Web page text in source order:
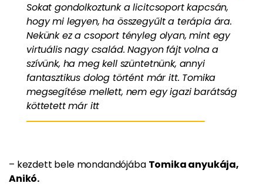
Sokat gondolkoztunk a licitcsoport kapcsán,
hogy mi legyen, ha összegyűlt a terápia ára.
Nekünk ez a csoport tényleg olyan, mint egy
virtuális nagy család. Nagyon fájt volna a
szívünk, ha meg kell szüntetnünk, annyi
fantasztikus dolog történt már itt. Tomika
megsegítése mellett, nem egy igazi barátság
köttetett már itt
– kezdett bele mondandójába Tomika anyukája,
Anikó.